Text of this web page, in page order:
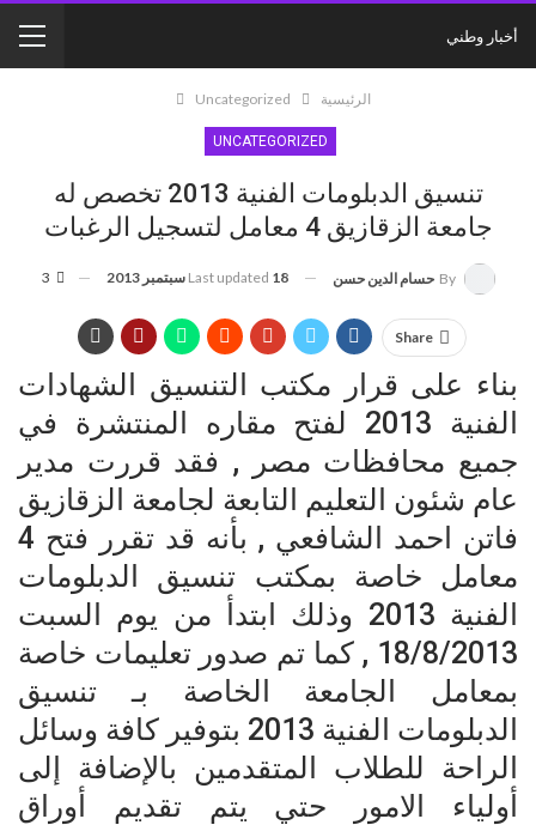
أخبار وطني
الرئيسية Uncategorized
UNCATEGORIZED
تنسيق الدبلومات الفنية 2013 تخصص له
جامعة الزقازيق 4 معامل لتسجيل الرغبات
By حسام الدين حسن Last updated 18 سبتمبر 2013
Share
بناء على قرار مكتب التنسيق الشهادات
الفنية 2013 لفتح مقاره المنتشرة في
جميع محافظات مصر , فقد قررت مدير
عام شئون التعليم التابعة لجامعة الزقازيق
فاتن احمد الشافعي , بأنه قد تقرر فتح 4
معامل خاصة بمكتب تنسيق الدبلومات
الفنية 2013 وذلك ابتدأ من يوم السبت
18/8/2013 , كما تم صدور تعليمات خاصة
بمعامل الجامعة الخاصة بـ تنسيق
الدبلومات الفنية 2013 بتوفير كافة وسائل
الراحة للطلاب المتقدمين بالإضافة إلى
أولياء الامور حتي يتم تقديم أوراق